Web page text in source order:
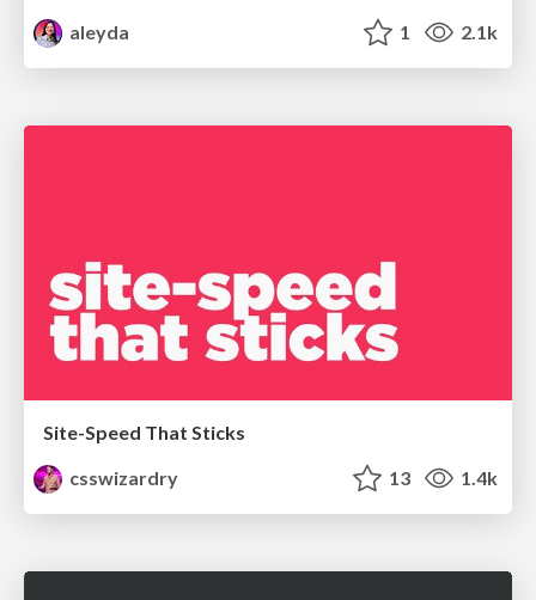
aleyda
1 2.1k
Site-Speed That Sticks
csswizardry
13 1.4k